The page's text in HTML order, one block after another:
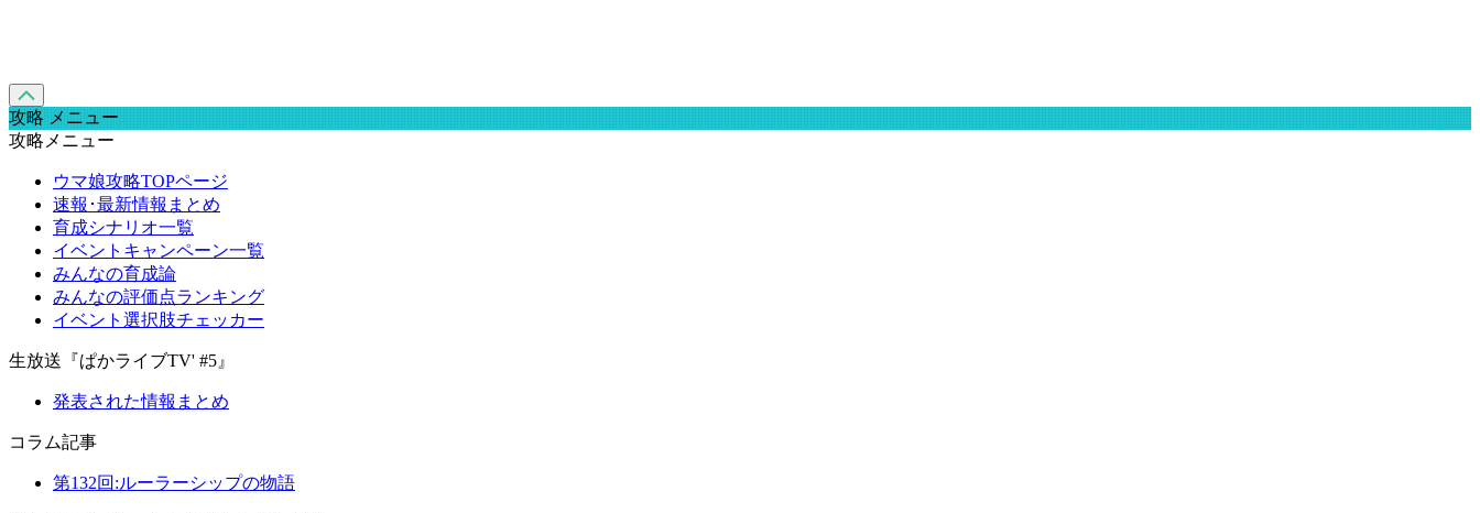
攻略 メニュー
攻略メニュー
ウマ娘攻略TOPページ
速報･最新情報まとめ
育成シナリオ一覧
イベントキャンペーン一覧
みんなの育成論
みんなの評価点ランキング
イベント選択肢チェッカー
生放送『ぱかライブTV' #5』
発表された情報まとめ
コラム記事
第132回:ルーラーシップの物語